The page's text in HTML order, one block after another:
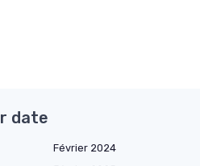
date
Février 2024